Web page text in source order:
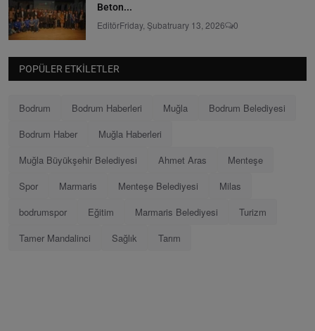
Beton...
EditörFriday, Şubatruary 13, 2026 0
POPÜLER ETKILETLER
Bodrum Bodrum Haberleri Muğla
Bodrum Belediyesi
Bodrum Haber
Muğla Haberleri
Muğla Büyükşehir Belediyesi
Ahmet Aras
Menteşe
Spor
Marmaris Menteşe Belediyesi
Milas
bodrumspor
Eğitim Marmaris Belediyesi
Turizm
Tamer Mandalinci
Sağlık Tarım